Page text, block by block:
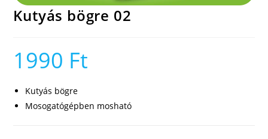
Kutyás bögre 02
1990 Ft
Kutyás bögre
Mosogatógépben mosható